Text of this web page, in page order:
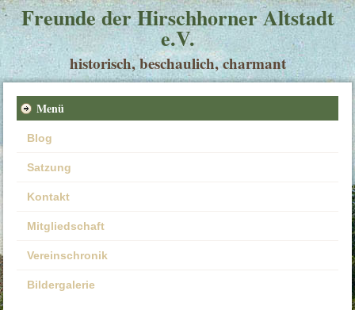
Freunde der Hirschhorner Altstadt
e.V.
historisch, beschaulich, charmant
Menü
Blog
Satzung
Kontakt
Mitgliedschaft
Vereinschronik
Bildergalerie